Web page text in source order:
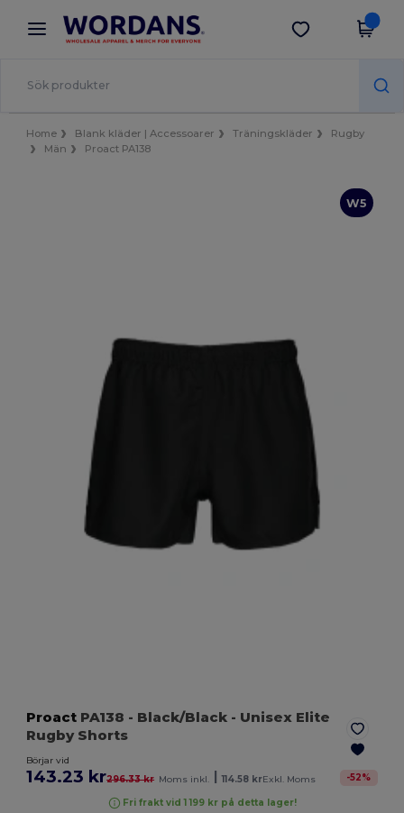
× Wordans-app
Bättre priser i appen!
Hämta app
Home Blank kläder | Accessoarer Träningskläder
Rugby
Män
Proact PA138
W5
Proact PA138 - Black/Black - Unisex Elite
Rugby Shorts
Börjar vid
143.23 kr296.33 kr Moms inkl. | 114.58 krExkl. Moms -52%
Fri frakt vid 1 199 kr på detta lager!